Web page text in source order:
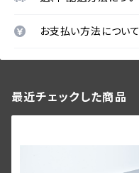
お支払い方法について
最近チェックした商品